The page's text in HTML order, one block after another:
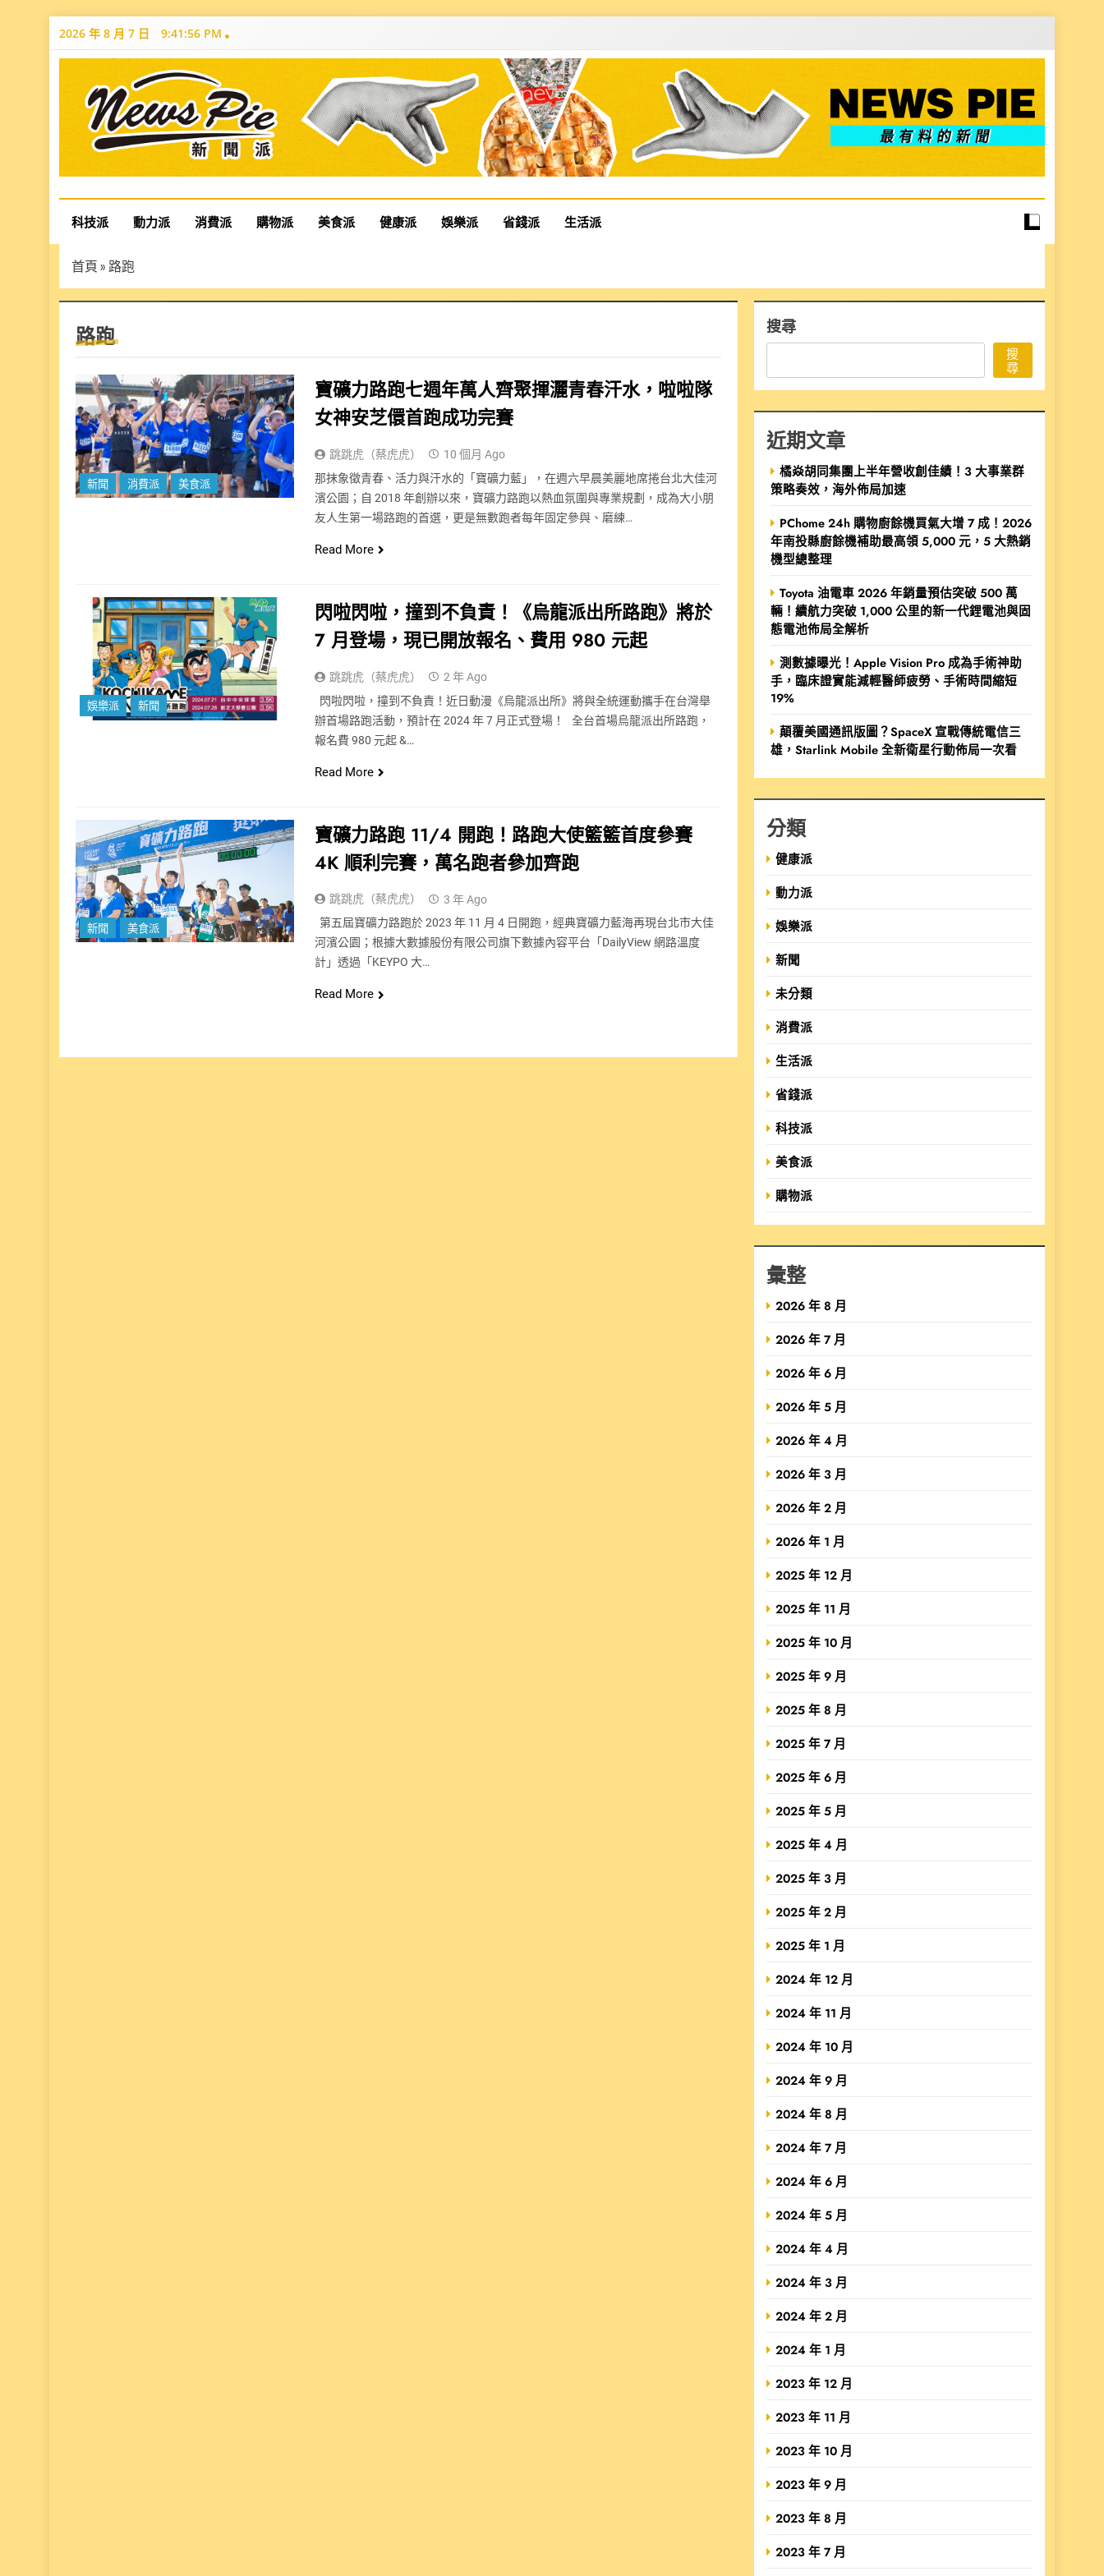
Skip
2026 年 8 月 7 日 9:41:56 PM
News Pie
最有料的新聞
科技派 動力派 消費派 購物派 美食派 健康派 娛樂派 省錢派 生活派
首頁 » 路跑
路跑
新聞 消費派 美食派
寶礦力路跑七週年萬人齊聚揮灑青春汗水，啦啦隊
女神安芝儇首跑成功完賽
跳跳虎（蔡虎虎）
10 個月 Ago
那抹象徵青春、活力與汗水的「寶礦力藍」，在週六早晨美麗地席捲台北大佳河
濱公園；自 2018 年創辦以來，寶礦力路跑以熱血氛圍與專業規劃，成為大小朋
友人生第一場路跑的首選，更是無數跑者每年固定參與、磨練…
Read More
娛樂派 新聞
閃啦閃啦，撞到不負責！《烏龍派出所路跑》將於
7 月登場，現已開放報名、費用 980 元起
跳跳虎（蔡虎虎）
2 年 Ago
閃啦閃啦，撞到不負責！近日動漫《烏龍派出所》將與全統運動攜手在台灣舉
辦首場路跑活動，預計在 2024 年 7 月正式登場！ 全台首場烏龍派出所路跑，
報名費 980 元起 &…
Read More
新聞 美食派
寶礦力路跑 11/4 開跑！路跑大使籃籃首度參賽
4K 順利完賽，萬名跑者參加齊跑
跳跳虎（蔡虎虎）
3 年 Ago
第五屆寶礦力路跑於 2023 年 11 月 4 日開跑，經典寶礦力藍海再現台北市大佳
河濱公園；根據大數據股份有限公司旗下數據內容平台「DailyView 網路溫度
計」透過「KEYPO 大…
Read More
搜尋
搜
尋
近期文章
橘焱胡同集團上半年營收創佳績！3 大事業群
策略奏效，海外佈局加速
PChome 24h 購物廚餘機買氣大增 7 成！2026
年南投縣廚餘機補助最高領 5,000 元，5 大熱銷
機型總整理
Toyota 油電車 2026 年銷量預估突破 500 萬
輛！續航力突破 1,000 公里的新一代鋰電池與固
態電池佈局全解析
測數據曝光！Apple Vision Pro 成為手術神助
手，臨床證實能減輕醫師疲勞、手術時間縮短
19%
顛覆美國通訊版圖？SpaceX 宣戰傳統電信三
雄，Starlink Mobile 全新衛星行動佈局一次看
分類
健康派
動力派
娛樂派
新聞
未分類
消費派
生活派
省錢派
科技派
美食派
購物派
彙整
2026 年 8 月
2026 年 7 月
2026 年 6 月
2026 年 5 月
2026 年 4 月
2026 年 3 月
2026 年 2 月
2026 年 1 月
2025 年 12 月
2025 年 11 月
2025 年 10 月
2025 年 9 月
2025 年 8 月
2025 年 7 月
2025 年 6 月
2025 年 5 月
2025 年 4 月
2025 年 3 月
2025 年 2 月
2025 年 1 月
2024 年 12 月
2024 年 11 月
2024 年 10 月
2024 年 9 月
2024 年 8 月
2024 年 7 月
2024 年 6 月
2024 年 5 月
2024 年 4 月
2024 年 3 月
2024 年 2 月
2024 年 1 月
2023 年 12 月
2023 年 11 月
2023 年 10 月
2023 年 9 月
2023 年 8 月
2023 年 7 月